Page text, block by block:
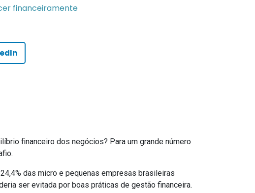
financeiramente
financeiro dos negócios? Para um grande número
24,4% das micro e pequenas empresas brasileiras
ser evitada por boas práticas de gestão financeira.